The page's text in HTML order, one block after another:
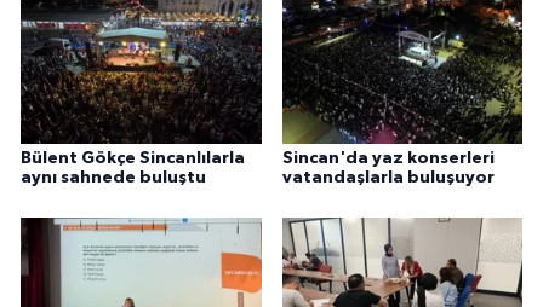
Bülent Gökçe Sincanlılarla
aynı sahnede buluştu
Sincan'da yaz konserleri
vatandaşlarla buluşuyor